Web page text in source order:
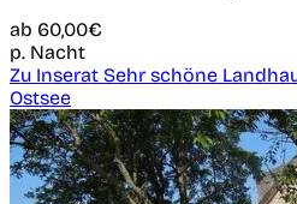
ab 60,00€
p. Nacht
Zu Inserat Sehr schöne
Ostsee